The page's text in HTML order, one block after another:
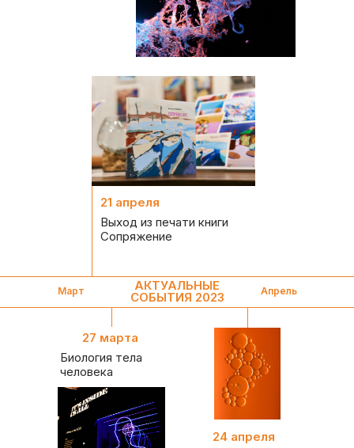
АКТУАЛЬНЫЕ
СОБЫТИЯ 2023
Март Апрель
24 апреля
27 марта
Биология тела
человека
21 апреля
Выход из печати книги
Сопряжение